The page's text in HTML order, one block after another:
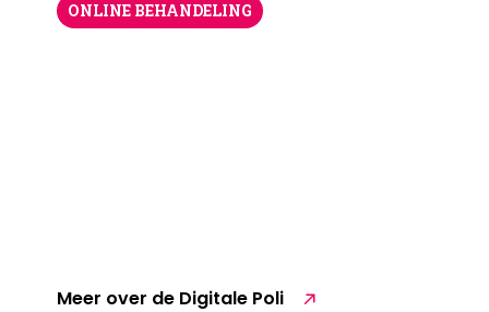
ONLINE BEHANDELING
Meer over de Digitale Poli